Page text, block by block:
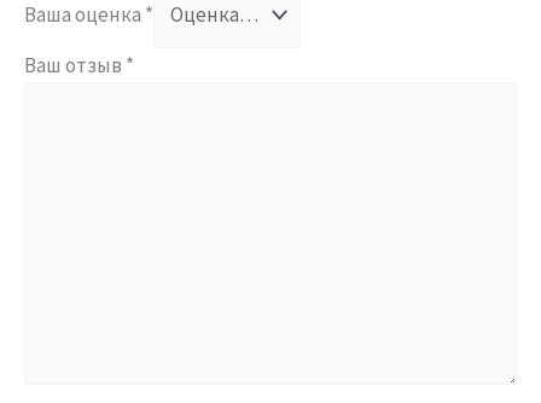
Ваша оценка *
Ваш отзыв *